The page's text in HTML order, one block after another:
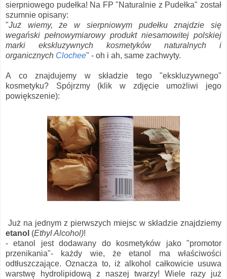
sierpniowego pudełka! Na FP "Naturalnie z Pudełka" został
szumnie opisany:
"Już wiemy, że w sierpniowym pudełku znajdzie się
wegański pełnowymiarowy produkt niesamowitej polskiej
marki ekskluzywnych kosmetyków naturalnych i
organicznych Clochee" - oh i ah, same zachwyty.
A co znajdujemy w składzie tego "ekskluzywnego"
kosmetyku? Spójrzmy (klik w zdjęcie umożliwi jego
powiększenie):
Już na jednym z pierwszych miejsc w składzie znajdziemy
etanol (Ethyl Alcohol)!
- etanol jest dodawany do kosmetyków jako "promotor
przenikania"- każdy wie, że etanol ma właściwości
odtłuszczające. Oznacza to, iż alkohol całkowicie usuwa
warstwę hydrolipidową z naszej twarzy! Wiele razy już